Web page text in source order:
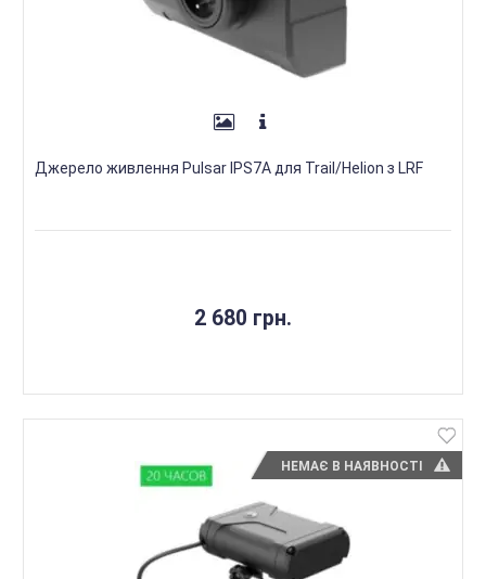
Джерело живлення Pulsar IPS7А для Trail/Helion з LRF
2 680 грн.
НЕМАЄ В НАЯВНОСТІ